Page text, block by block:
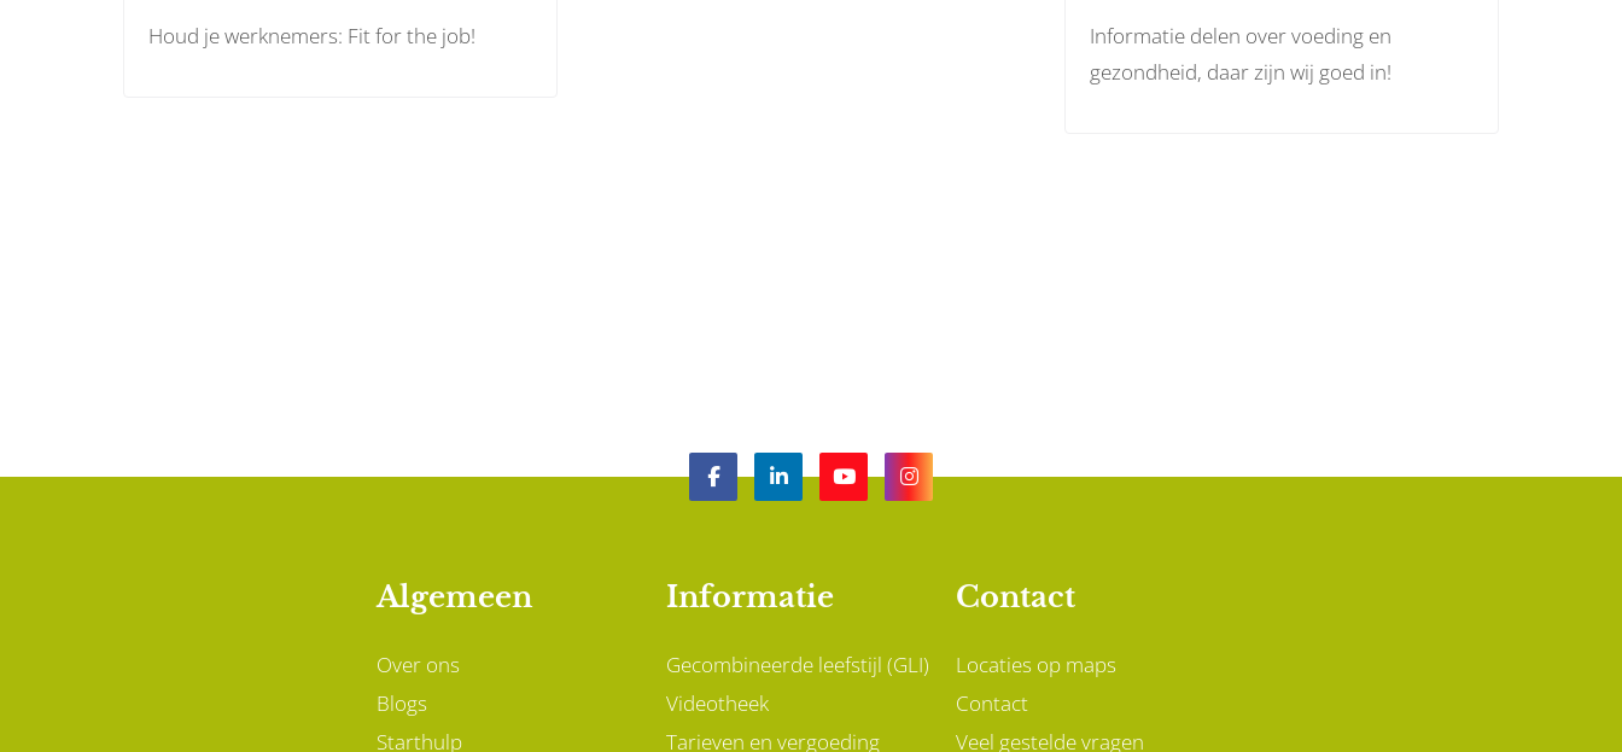
Houd je werknemers: Fit for the job!
Informatie delen over voeding en
gezondheid, daar zijn wij goed in!
Algemeen
Over ons
Blogs
Starthulp
Informatie
Gecombineerde leefstijl (GLI)
Videotheek
Tarieven en vergoeding
Contact
Locaties op maps
Contact
Veel gestelde vragen